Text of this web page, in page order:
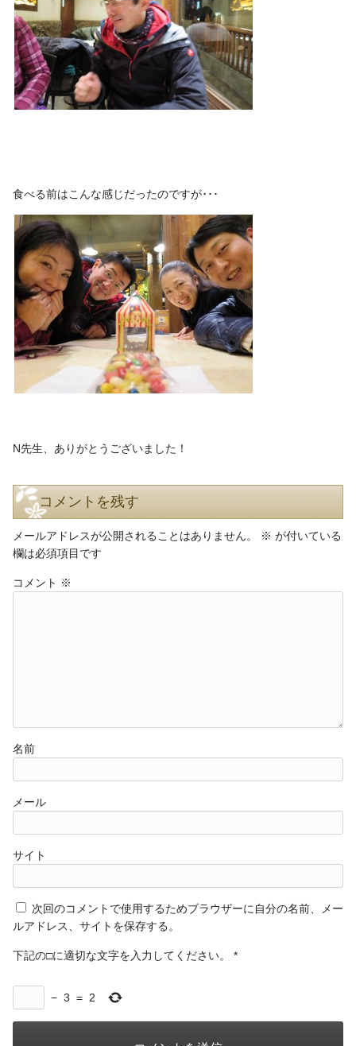
食べる前はこんな感じだったのですが･･･
N先生、ありがとうございました！
コメントを残す
メールアドレスが公開されることはありません。 ※ が付いている
欄は必須項目です
コメント ※
名前
メール
サイト
次回のコメントで使用するためブラウザーに自分の名前、メー
ルアドレス、サイトを保存する。
下記の□に適切な文字を入力してください。 *
− 3 = 2